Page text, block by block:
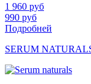
1 960 руб
990 руб
Подробней
SERUM